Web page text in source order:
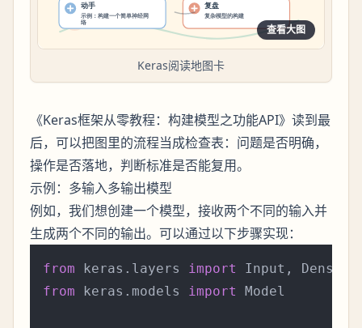
查看大图
Keras阅读地图卡
《Keras框架从零教程：构建模型之功能API》读到最
后，可以把图里的流程当成检查表：问题是否明确，
操作是否落地，判断标准是否能复用。
示例：多输入多输出模型
例如，我们想创建一个模型，接收两个不同的输入并
生成两个不同的输出。可以通过以下步骤实现：
from keras.layers import
from keras.models import Model